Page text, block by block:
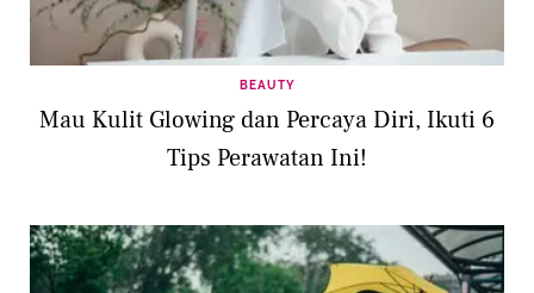
BEAUTY
Mau Kulit Glowing dan Percaya Diri, Ikuti 6
Tips Perawatan Ini!